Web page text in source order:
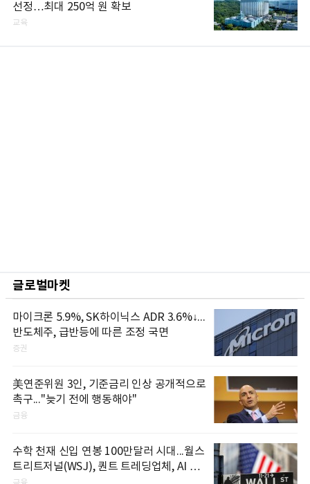
선정…최대 250억 원 확보
교육
글로벌마켓
마이크론 5.9%, SK하이닉스 ADR 3.6%↓...
반도체주, 급반등에 따른 조정 국면
증권
美연준위원 3인, 기준금리 인상 공개적으로
촉구..."늦기 전에 행동해야"
금융
수학 천재 신입 연봉 100만달러 시대...월스
트리트저널(WSJ), 퀀트 트레딩업체, AI 기